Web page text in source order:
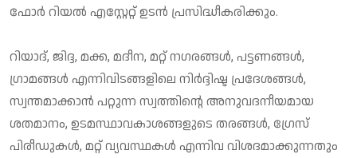
ഫോര്‍ റിയല്‍ എസ്റ്റേറ്റ് ഉടന്‍ പ്രസിദ്ധീകരിക്കും.
റിയാദ്, ജിദ്ദ, മക്ക, മദീന, മറ്റ് നഗരങ്ങള്‍, പട്ടണങ്ങള്‍,
ഗ്രാമങ്ങള്‍ എന്നിവിടങ്ങളിലെ നിര്‍ദ്ദിഷ്ട പ്രദേശങ്ങള്‍,
സ്വന്തമാക്കാന്‍ പറ്റുന്ന സ്വത്തിന്റെ അനുവദനീയമായ
ശതമാനം, ഉടമസ്ഥാവകാശങ്ങളുടെ തരങ്ങള്‍, ഗ്രേസ്
പിരീഡുകള്‍, മറ്റ് വ്യവസ്ഥകള്‍ എന്നിവ വിശദമാക്കുന്നതും